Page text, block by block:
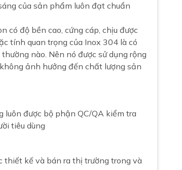
cao cấp
của sản phẩm luôn đạt chuẩn
có độ bền cao, cứng cáp, chịu được
tính quan trọng của Inox 304 là có
nào. Nên nó được sử dụng rộng
ảnh hưởng đến chất lượng sản
luôn được bộ phận QC/QA kiểm tra
tiêu dùng
thiết kế và bán ra thị trường trong và